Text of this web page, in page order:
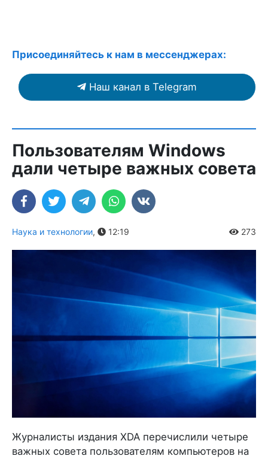
Присоединяйтесь к нам в мессенджерах:
Наш канал в Telegram
Пользователям Windows
дали четыре важных совета
Наука и технологии, 12:19 273
Журналисты издания XDA перечислили четыре
важных совета пользователям компьютеров на